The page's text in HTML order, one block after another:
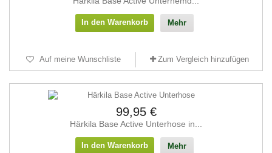
In den Warenkorb Mehr
Auf meine Wunschliste Zum Vergleich hinzufügen
99,95 €
Härkila Base Active Unterhose in...
In den Warenkorb Mehr